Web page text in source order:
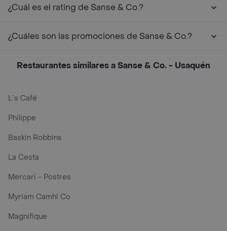
¿Cuál es el rating de Sanse & Co.?
¿Cuáles son las promociones de Sanse & Co.?
Restaurantes similares a Sanse & Co. - Usaquén
L´s Café
Philippe
Baskin Robbins
La Cesta
Mercari - Postres
Myriam Camhi Co
Magnifique